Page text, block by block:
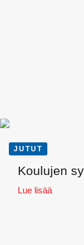
JUTUT
Koulujen
Lue lisää